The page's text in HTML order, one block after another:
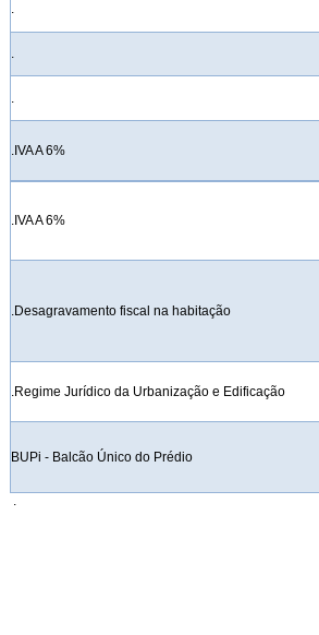
.
.
.
.IVA A 6%
.IVA A 6%
.Desagravamento fiscal na habitação
.Regime Jurídico da Urbanização e Edificação
BUPi - Balcão Único do Prédio
.